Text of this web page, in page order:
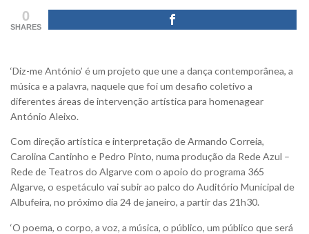
0
SHARES
‘Diz-me António’ é um projeto que une a dança contemporânea, a
música e a palavra, naquele que foi um desafio coletivo a
diferentes áreas de intervenção artística para homenagear
António Aleixo.
Com direção artística e interpretação de Armando Correia,
Carolina Cantinho e Pedro Pinto, numa produção da Rede Azul –
Rede de Teatros do Algarve com o apoio do programa 365
Algarve, o espetáculo vai subir ao palco do Auditório Municipal de
Albufeira, no próximo dia 24 de janeiro, a partir das 21h30.
‘O poema, o corpo, a voz, a música, o público, um público que será